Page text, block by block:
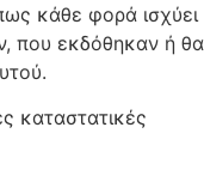
κάθε φορά ισχύει
που εκδόθηκαν ή θα
καταστατικές